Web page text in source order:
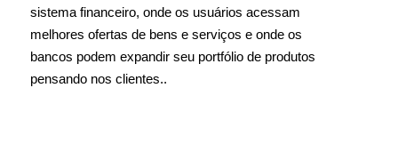
sistema financeiro, onde os usuários acessam
melhores ofertas de bens e serviços e onde os
bancos podem expandir seu portfólio de produtos
pensando nos clientes..